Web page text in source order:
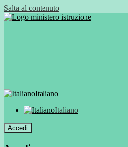
Salta al contenuto
Italiano
Italiano
Accedi